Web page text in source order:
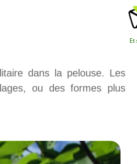
dans la pelouse. Les
ou des formes plus